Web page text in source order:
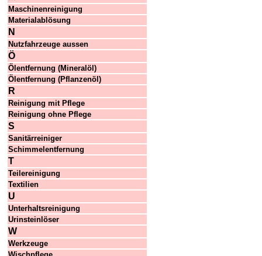
Maschinenreinigung
Materialablösung
N
Nutzfahrzeuge aussen
Ö
Ölentfernung (Mineralöl)
Ölentfernung (Pflanzenöl)
R
Reinigung mit Pflege
Reinigung ohne Pflege
S
Sanitärreiniger
Schimmelentfernung
T
Teilereinigung
Textilien
U
Unterhaltsreinigung
Urinsteinlöser
W
Werkzeuge